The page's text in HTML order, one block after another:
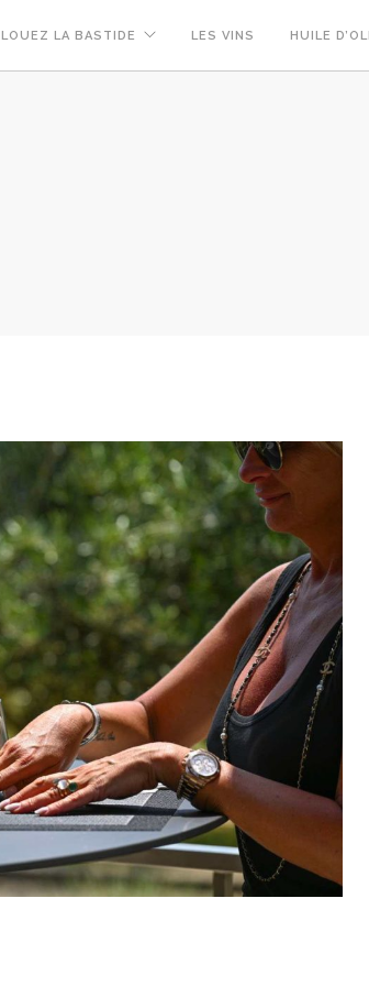
LOUEZ LA BASTIDE LES VINS HUILE